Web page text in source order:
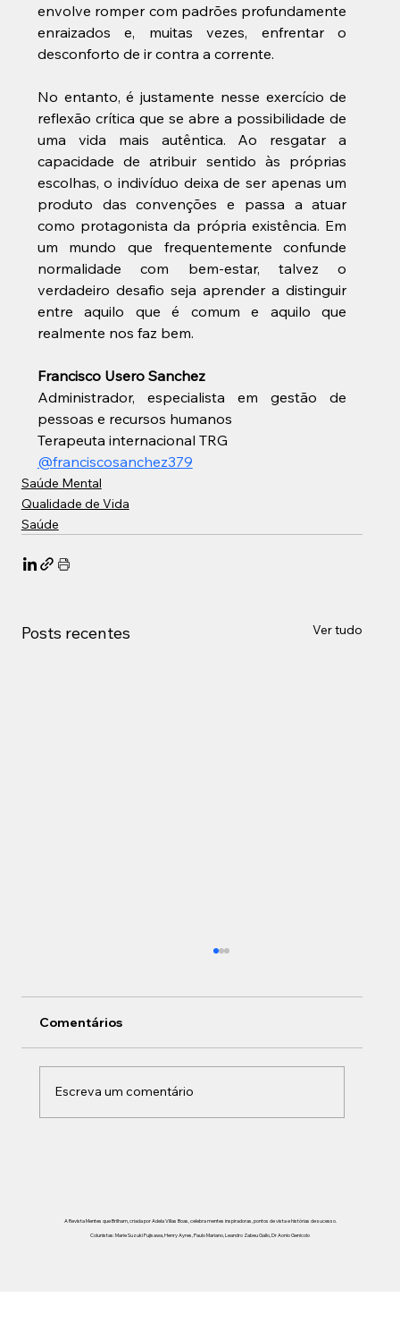
envolve romper com padrões profundamente
enraizados e, muitas vezes, enfrentar o
desconforto de ir contra a corrente.
No entanto, é justamente nesse exercício de
reflexão crítica que se abre a possibilidade de
uma vida mais autêntica. Ao resgatar a
capacidade de atribuir sentido às próprias
escolhas, o indivíduo deixa de ser apenas um
produto das convenções e passa a atuar
como protagonista da própria existência. Em
um mundo que frequentemente confunde
normalidade com bem-estar, talvez o
verdadeiro desafio seja aprender a distinguir
entre aquilo que é comum e aquilo que
realmente nos faz bem.
Francisco Usero Sanchez
Administrador, especialista em gestão de
pessoas e recursos humanos
Terapeuta internacional TRG
@franciscosanchez379
Saúde Mental
Qualidade de Vida
Saúde
Posts recentes Ver tudo
Comentários
Escreva um comentário
A Revista Mentes que Brilham, criada por Adela Villas Boas, celebra mentes inspiradoras, pontos de vista e histórias de sucesso.
Colunistas: Marie Suzuki Fujisawa, Henry Ayres, Paulo Mariano, Leandro Zabeu Gallo, Dr Aonio Genicolo